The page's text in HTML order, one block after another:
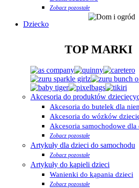
Zobacz pozostałe
Dziecko
TOP MARKI
Akcesoria do produktów
Akcesoria do butelek dla
Akcesoria do wózków
Akcesoria samochodowe dla
Zobacz pozostałe
Artykuły dla dzieci do samochodu
Zobacz pozostałe
Artykuły do kąpieli dzieci
Wanienki do kąpania dzieci
Zobacz pozostałe